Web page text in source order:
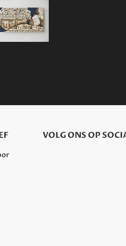
VOLG ONS OP